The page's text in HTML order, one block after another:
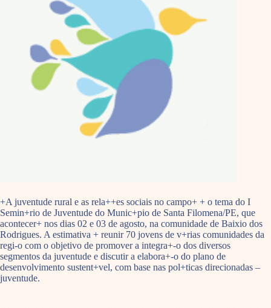
+A juventude rural e as rela++es sociais no campo+ + o tema do I
Semin+rio de Juventude do Munic+pio de Santa Filomena/PE, que
acontecer+ nos dias 02 e 03 de agosto, na comunidade de Baixio dos
Rodrigues. A estimativa + reunir 70 jovens de v+rias comunidades da
regi-o com o objetivo de promover a integra+-o dos diversos
segmentos da juventude e discutir a elabora+-o do plano de
desenvolvimento sustent+vel, com base nas pol+ticas direcionadas –
juventude.